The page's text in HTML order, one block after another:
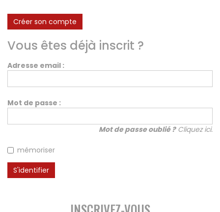
Commerces Prox.
Distribution
Beauté / Coiffure
Equipement
Transport / Garage
Industrie
Créer son compte
Vous êtes déjà inscrit ?
Adresse email :
Mot de passe :
Mot de passe oublié ?Cliquez ici.
mémoriser
S'identifier